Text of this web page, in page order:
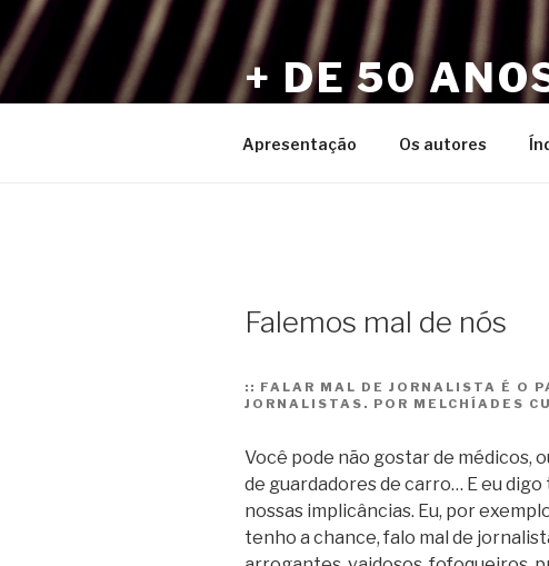
Pular
para
o
conteúdo
+ DE 50
Apresentação Os autores
Falemos mal de nós
:: FALAR MAL DE JORNALISTA É O
JORNALISTAS. POR MELCHÍADES
Você pode não gostar de médicos,
de guardadores de carro… E eu
nossas implicâncias. Eu, por
tenho a chance, falo mal de